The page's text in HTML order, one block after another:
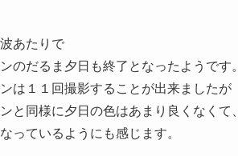
あたりで
のだるま夕日も終了となったようです
は１１回撮影することが出来ましたが
と同様に夕日の色はあまり良くなくて
っているようにも感じます。